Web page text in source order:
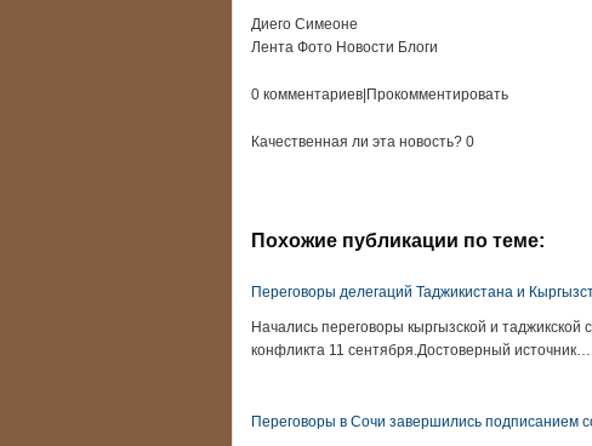
Диего Симеоне
Лента Фото Новости Блоги
0 комментариев|Прокомментировать
Качественная ли эта новость? 0
Похожие публикации по теме:
Переговоры делегаций Таджикистана и
Начались переговоры кыргызской и
конфликта 11 сентября.Достоверный источник…
Переговоры в Сочи завершились подписанием